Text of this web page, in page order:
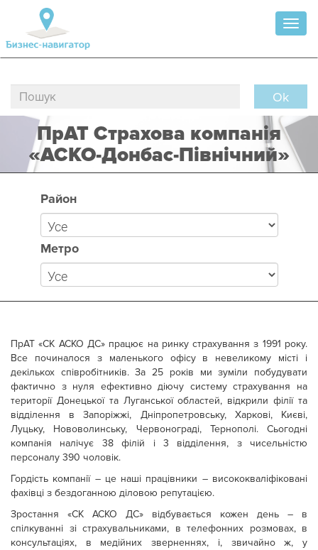
Ok
ПрАТ Страхова компанія
«АСКО-Донбас-Північний»
Район
Метро
ПрАТ «СК АСКО ДС» працює на ринку страхування з 1991 року.
Все починалося з маленького офісу в невеликому місті і
декількох співробітників. За 25 років ми зуміли побудувати
фактично з нуля ефективно діючу систему страхування на
території Донецької та Луганської областей, відкрили філії та
відділення в Запоріжжі, Дніпропетровську, Харкові, Києві,
Луцьку, Нововолинську, Червонограді, Тернополі. Сьогодні
компанія налічує 38 філій і 3 відділення, з чисельністю
персоналу 390 чоловік.
Гордість компанії – це наші працівники – висококваліфіковані
фахівці з бездоганною діловою репутацією.
Зростання «СК АСКО ДС» відбувається кожен день – в
спілкуванні зі страхувальниками, в телефонних розмовах, в
консультаціях, в медійних зверненнях, і, звичайно ж, у